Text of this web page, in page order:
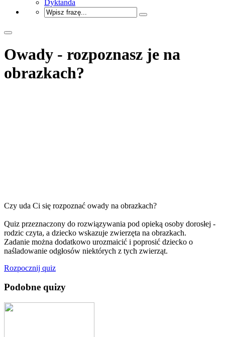
Dyktanda
Owady - rozpoznasz je na
obrazkach?
Czy uda Ci się rozpoznać owady na obrazkach?
Quiz przeznaczony do rozwiązywania pod opieką osoby dorosłej -
rodzic czyta, a dziecko wskazuje zwierzęta na obrazkach.
Zadanie można dodatkowo urozmaicić i poprosić dziecko o
naśladowanie odgłosów niektórych z tych zwierząt.
Rozpocznij quiz
Podobne quizy